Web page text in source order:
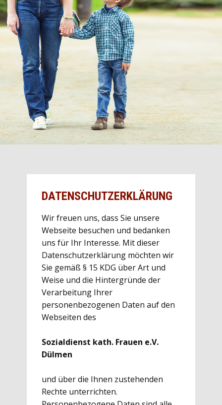
DATENSCHUTZERKLÄRUNG
Wir freuen uns, dass Sie unsere
Webseite besuchen und bedanken
uns für Ihr Interesse. Mit dieser
Datenschutzerklärung möchten wir
Sie gemäß § 15 KDG über Art und
Weise und die Hintergründe der
Verarbeitung Ihrer
personenbezogenen Daten auf den
Webseiten des
Sozialdienst kath. Frauen e.V.
Dülmen
und über die Ihnen zustehenden
Rechte unterrichten.